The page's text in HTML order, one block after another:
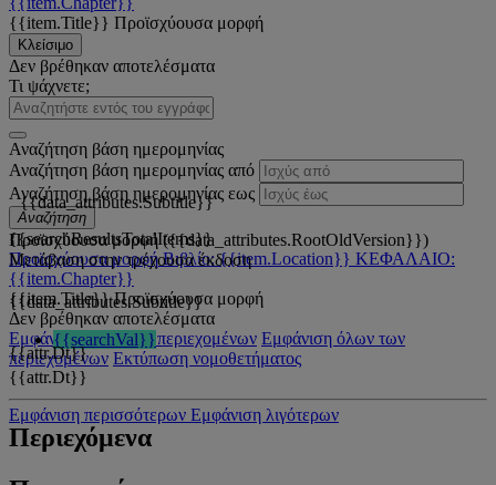
{{item.Title}} Προϊσχύουσα μορφή
Κλείσιμο
Δεν βρέθηκαν αποτελέσματα
Τι ψάχνετε;
Αναζήτηση βάση ημερομηνίας
Αναζήτηση βάση ημερομηνίας από
Αναζήτηση βάση ημερομηνίας εως
Αναζήτηση
{{searchResultsTotalItems}}
Προϊσχύουσα μορφή Βιβλίο: {{item.Location}} ΚΕΦΑΛΑΙΟ:
{{item.Chapter}}
{{item.Title}} Προϊσχύουσα μορφή
Δεν βρέθηκαν αποτελέσματα
Εμφάνιση όλων των περιεχομένων Εμφάνιση όλων των
περιεχομένων Εκτύπωση νομοθετήματος
{{data_attributes.Subtitle}}
Προϊσχύουσα μορφή ({{data_attributes.RootOldVersion}})
Μετάβαση στην τρέχουσα έκδοση
{{data_attributes.Subtitle}}
{{searchVal}}
{{attr.Dt}}
Εμφάνιση περισσότερων Εμφάνιση λιγότερων
{{attr.Dt}}
Περιεχόμενα